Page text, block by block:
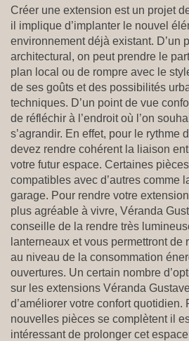
Créer une extension est un projet
il implique d’implanter le nouvel
environnement déjà existant. D’un
architectural, on peut prendre le
plan local ou de rompre avec le
de ses goûts et des possibilités
techniques. D’un point de vue
de réfléchir à l’endroit où l’on
s’agrandir. En effet, pour le rythme
devez rendre cohérent la liaison
votre futur espace. Certaines
compatibles avec d’autres comme
garage. Pour rendre votre
plus agréable à vivre, Véranda
conseille de la rendre très
lanterneaux et vous permettront
au niveau de la consommation
ouvertures. Un certain nombre
sur les extensions Véranda
d’améliorer votre confort quotidien.
nouvelles pièces se complètent il
intéressant de prolonger cet